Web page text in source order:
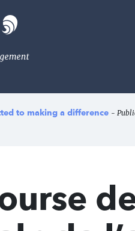
to making a difference -